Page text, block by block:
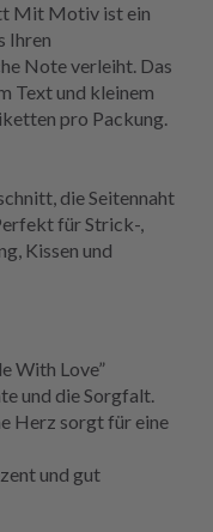
Mit Motiv ist ein
Ihren
Note verleiht. Das
Text und kleinem
pro Packung.
die Seitennaht
für Strick-,
Kissen und
With Love”
und die Sorgfalt.
Herz sorgt für eine
und gut